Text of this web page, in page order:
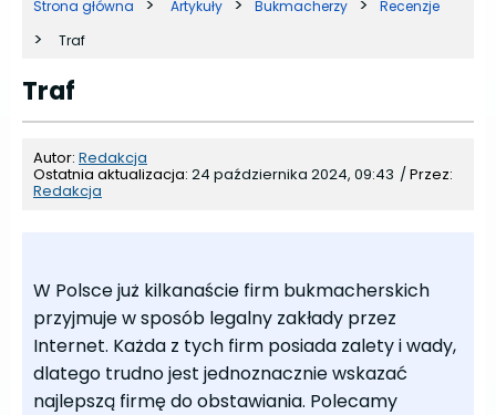
Strona główna Artykuły Bukmacherzy
Recenzje
Traf
Traf
Autor: Redakcja
Ostatnia aktualizacja: 24 października 2024, 09:43 /Przez:
Redakcja
W Polsce już kilkanaście firm bukmacherskich
przyjmuje w sposób legalny zakłady przez
Internet. Każda z tych firm posiada zalety i wady,
dlatego trudno jest jednoznacznie wskazać
najlepszą firmę do obstawiania. Polecamy